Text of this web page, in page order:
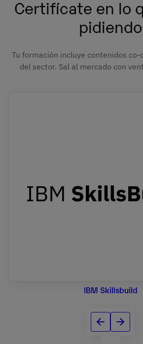
Certifícate en lo
pidiendo
Tu formación incluye contenidos co-
del sector. Sal al mercado con
IBM Skillsbuild